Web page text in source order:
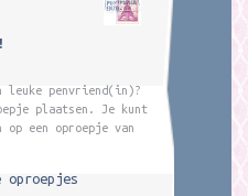
leuke penvriend(in)?
plaatsen. Je kunt
een oproepje van
oproepjes